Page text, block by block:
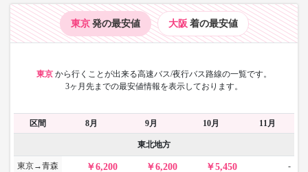
東京 発の最安値 大阪 着の最安値
東京 から行くことが出来る高速バス/夜行バス路線の一覧です。
3ヶ月先までの最安値情報を表示しております。
区間 8月 9月 10月 11月
東北地方
東京→青森 6,200 6,200 5,450 -